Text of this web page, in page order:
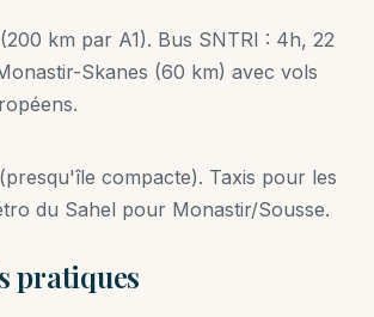
km par A1). Bus SNTRI : 4h, 22
Skanes (60 km) avec vols
compacte). Taxis pour les
du Sahel pour Monastir/Sousse.
pratiques